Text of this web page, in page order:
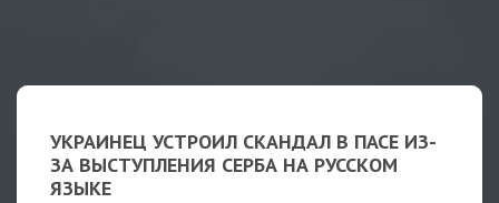
УКРАИНЕЦ УСТРОИЛ СКАНДАЛ В ПАСЕ ИЗ-
ЗА ВЫСТУПЛЕНИЯ СЕРБА НА РУССКОМ
ЯЗЫКЕ